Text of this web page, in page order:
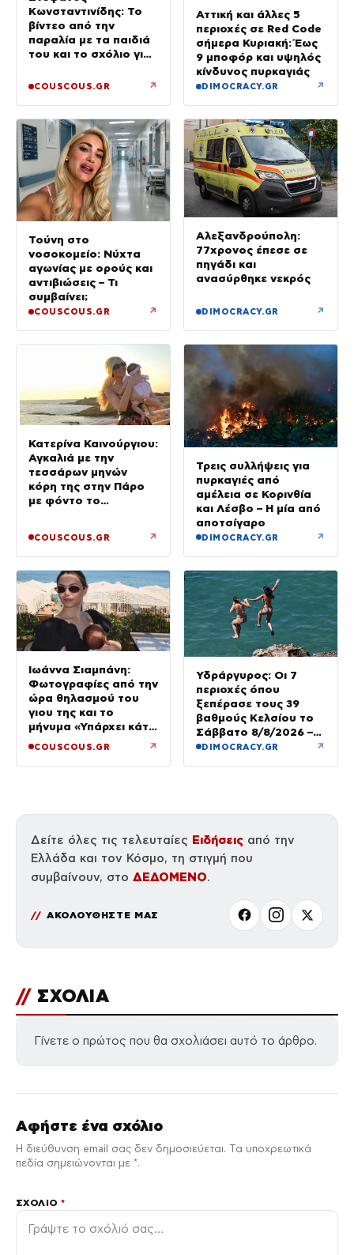
Κωνσταντινίδης: Το
βίντεο από την
παραλία με τα παιδιά
του και το σχόλιο για
COUSCOUS.GR ↗
Αττική και άλλες 5
περιοχές σε Red Code
σήμερα Κυριακή: Έως
9 μποφόρ και υψηλός
κίνδυνος πυρκαγιάς
DIMOCRACY.GR ↗
Τούνη στο
νοσοκομείο: Νύχτα
αγωνίας με ορούς και
αντιβιώσεις – Τι
συμβαίνει;
COUSCOUS.GR ↗
Αλεξανδρούπολη:
77χρονος έπεσε σε
πηγάδι και
ανασύρθηκε νεκρός
DIMOCRACY.GR ↗
Κατερίνα Καινούργιου:
Αγκαλιά με την
τεσσάρων μηνών
κόρη της στην Πάρο
με φόντο το
COUSCOUS.GR ↗
Τρεις συλλήψεις για
πυρκαγιές από
αμέλεια σε Κορινθία
και Λέσβο – Η μία από
αποτσίγαρο
DIMOCRACY.GR ↗
Ιωάννα Σιαμπάνη:
Φωτογραφίες από την
ώρα θηλασμού του
γιου της και το
μήνυμα «Υπάρχει κάτι
αργές μέρες»
COUSCOUS.GR ↗
Υδράργυρος: Οι 7
περιοχές όπου
ξεπέρασε τους 39
βαθμούς Κελσίου το
Σάββατο 8/8/2026 –
Πού θα δούμε 40άρια
DIMOCRACY.GR ↗
Δείτε όλες τις τελευταίες Ειδήσεις από την
Ελλάδα και τον Κόσμο, τη στιγμή που
συμβαίνουν, στο ΔΕΔΟΜΕΝΟ.
ΑΚΟΛΟΥΘΗΣΤΕ ΜΑΣ
// ΣΧΟΛΙΑ
Γίνετε ο πρώτος που θα σχολιάσει αυτό το άρθρο.
Αφήστε ένα σχόλιο
Η διεύθυνση email σας δεν δημοσιεύεται. Τα υποχρεωτικά
πεδία σημειώνονται με *.
ΣΧΌΛΙΟ*